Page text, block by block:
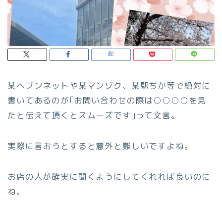
某ヘブンネットや某マンゾク、某駅ちか等で絶対に
書いてあるのが｢お問い合わせの際は○○○○を見
たと伝えて頂くとスムーズです｣って文言。
実際に言おうとすると意外と難しいですよね。
お店の人が確実に聞くようにしてくれれば良いのに
ね。